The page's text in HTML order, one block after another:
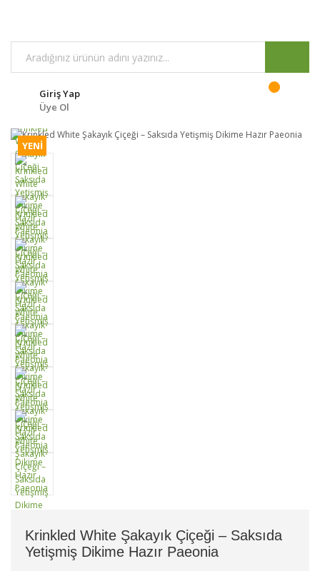
Giriş Yap
Üye Ol
YENİ
Krinkled White Şakayık Çiçeği – Saksıda
Yetişmiş Dikime Hazır Paeonia